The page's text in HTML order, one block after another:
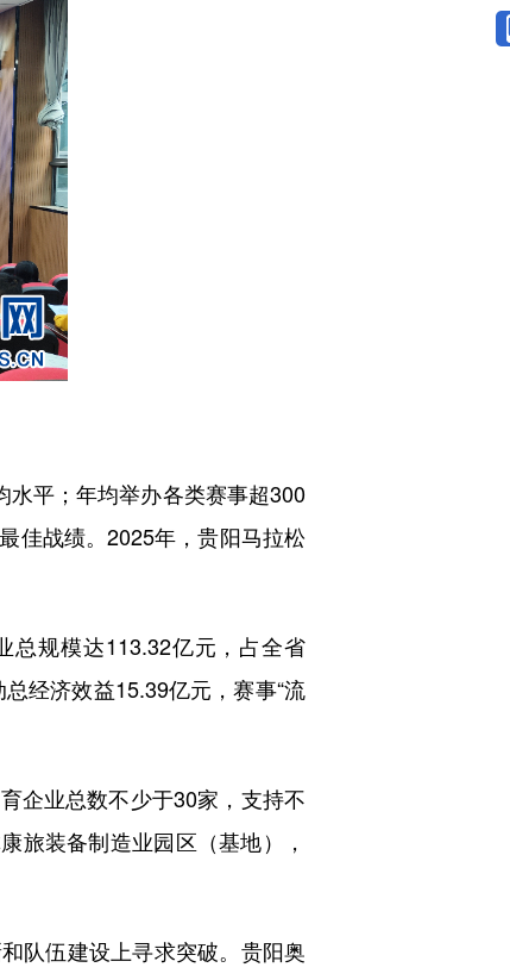
平；年均举办各类赛事超300
佳战绩。2025年，贵阳马拉松
规模达113.32亿元，占全省
经济效益15.39亿元，赛事“流
企业总数不少于30家，支持不
旅装备制造业园区（基地），
队伍建设上寻求突破。贵阳奥